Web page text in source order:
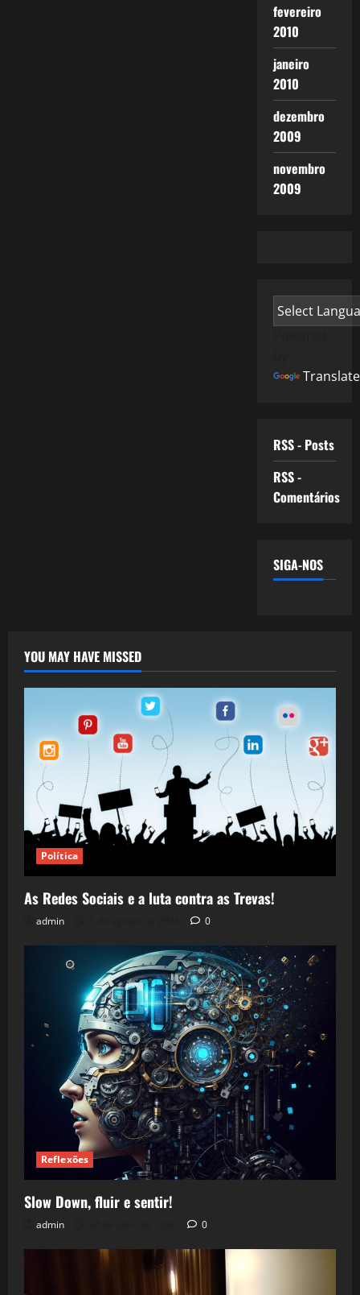
fevereiro
2010
janeiro
2010
dezembro
2009
novembro
2009
Translate
RSS - Posts
RSS -
Comentários
SIGA-NOS
YOU MAY HAVE MISSED
Política
As Redes Sociais e a luta contra as Trevas!
admin 0
Reflexões
Slow Down, fluir e sentir!
admin 0